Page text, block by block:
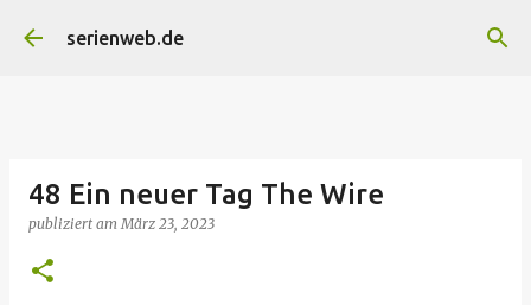
Direkt zum Hauptbereich
serienweb.de
48 Ein neuer Tag The Wire
publiziert amMärz 23, 2023